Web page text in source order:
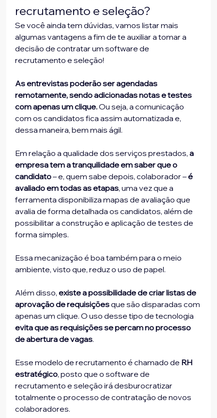
recrutamento e seleção?
Se você ainda tem dúvidas, vamos listar mais
algumas vantagens a fim de te auxiliar a tomar a
decisão de contratar um software de
recrutamento e seleção!
As entrevistas poderão ser agendadas
remotamente, sendo adicionadas notas e testes
com apenas um clique. Ou seja, a comunicação
com os candidatos fica assim automatizada e,
dessa maneira, bem mais ágil.
Em relação a qualidade dos serviços prestados, a
empresa tem a tranquilidade em saber que o
candidato – e, quem sabe depois, colaborador – é
avaliado em todas as etapas, uma vez que a
ferramenta disponibiliza mapas de avaliação que
avalia de forma detalhada os candidatos, além de
possibilitar a construção e aplicação de testes de
forma simples.
Essa mecanização é boa também para o meio
ambiente, visto que, reduz o uso de papel.
Além disso, existe a possibilidade de criar listas de
aprovação de requisições que são disparadas com
apenas um clique. O uso desse tipo de tecnologia
evita que as requisições se percam no processo
de abertura de vagas.
Esse modelo de recrutamento é chamado de RH
estratégico, posto que o software de
recrutamento e seleção irá desburocratizar
totalmente o processo de contratação de novos
colaboradores.